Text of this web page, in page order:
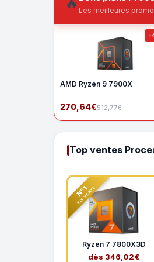
Les meilleures
-
AMD Ryzen 9 7900X
270,64€512,77€
Top ventes
N°1
TOP VENTE
Ryzen 7 7800X3D
dès 346,02€